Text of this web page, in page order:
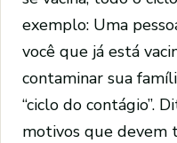
exemplo: Uma
você que já está
contaminar sua
“ciclo do contágio”.
motivos que devem